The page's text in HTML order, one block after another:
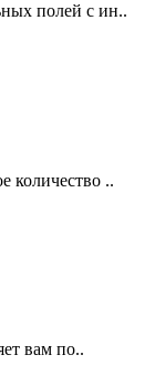
полей с ин..
количество ..
вам по..